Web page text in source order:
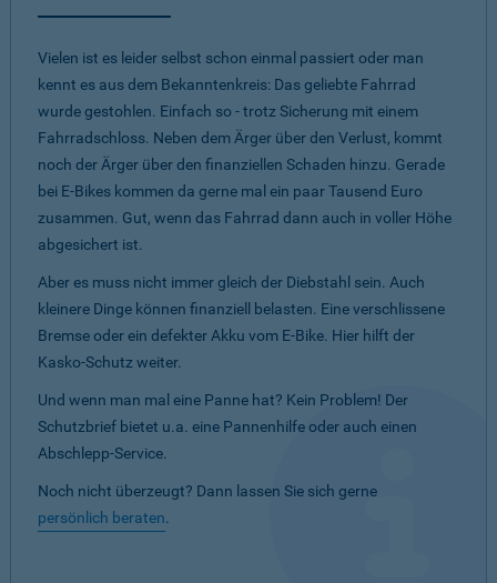
Vielen ist es leider selbst schon einmal passiert oder man
kennt es aus dem Bekanntenkreis: Das geliebte Fahrrad
wurde gestohlen. Einfach so - trotz Sicherung mit einem
Fahrradschloss. Neben dem Ärger über den Verlust, kommt
noch der Ärger über den finanziellen Schaden hinzu. Gerade
bei E-Bikes kommen da gerne mal ein paar Tausend Euro
zusammen. Gut, wenn das Fahrrad dann auch in voller Höhe
abgesichert ist.
Aber es muss nicht immer gleich der Diebstahl sein. Auch
kleinere Dinge können finanziell belasten. Eine verschlissene
Bremse oder ein defekter Akku vom E-Bike. Hier hilft der
Kasko-Schutz weiter.
Und wenn man mal eine Panne hat? Kein Problem! Der
Schutzbrief bietet u.a. eine Pannenhilfe oder auch einen
Abschlepp-Service.
Noch nicht überzeugt? Dann lassen Sie sich gerne
persönlich beraten.